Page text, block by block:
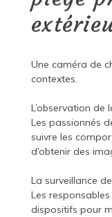
Une caméra de
contextes.
L’observation de
Les passionnés
suivre les
d’obtenir des
La surveillance
Les
dispositifs pour